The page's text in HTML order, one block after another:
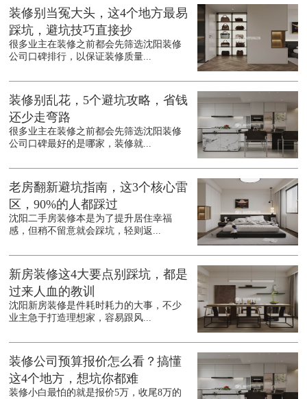
装修别当冤大头，这4个地方最易
踩坑，避坑技巧直接抄
很多业主在装修之前都会先筛选沈阳装修
公司口碑排行，以保证装修质量...
装修别乱花，5个避坑攻略，省钱
还少走弯路
很多业主在装修之前都会先筛选沈阳装修
公司口碑最好的是哪家，装修就...
老房翻新避坑指南，这3个核心雷
区，90%的人都踩过
沈阳二手房装修本是为了提升居住幸福
感，但稍不留意就会踩坑，轻则返...
新房装修这4大要点别踩坑，都是
过来人血的教训
沈阳新房装修是件耗时耗力的大事，不少
业主急于打造理想家，容易跟风...
装修公司预算报价怎么看？搞懂
这4个地方，想坑你都难
装修小白最怕的就是报价5万，收尾8万的